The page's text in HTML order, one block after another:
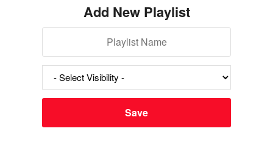
Add New Playlist